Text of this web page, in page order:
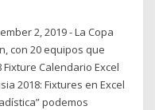
2, 2019 - La Copa
con 20 equipos que
Calendario Excel
2018: Fixtures en Excel
podemos